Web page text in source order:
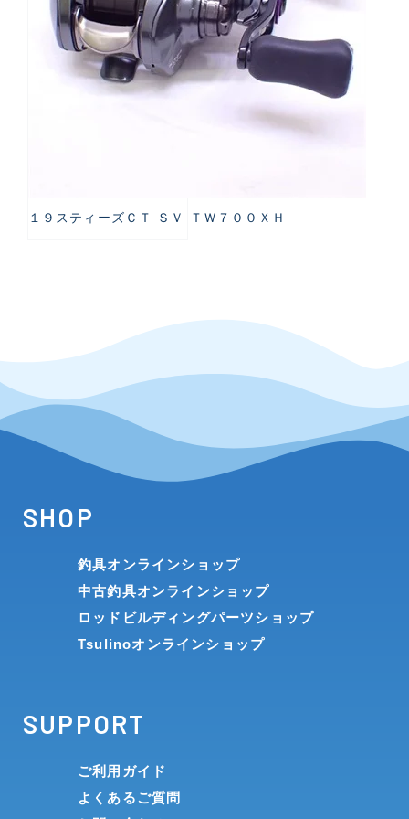
１９スティーズＣＴ ＳＶ ＴＷ７００ＸＨ
SHOP
釣具オンラインショップ
中古釣具オンラインショップ
ロッドビルディングパーツショップ
Tsulinoオンラインショップ
SUPPORT
ご利用ガイド
よくあるご質問